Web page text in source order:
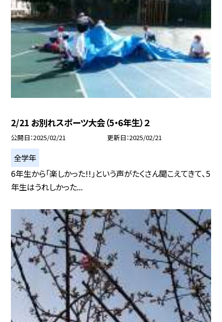
2/21 お別れスポーツ大会（5・6年生）２
公開日 2025/02/21 更新日 2025/02/21
全学年
6年生から「楽しかった!!」という声がたくさん聞こえてきて、5
年生はうれしかった...